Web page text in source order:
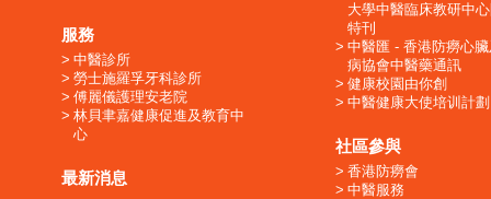
服務
中醫診所
勞士施羅孚牙科診所
傅麗儀護理安老院
林貝聿嘉健康促進及教育中
心
最新消息
大學中醫臨床教研中
特刊
中醫匯 - 香港防癆心
病協會中醫藥通訊
健康校園由你創
中醫健康大使培训計劃
社區參與
香港防癆會
中醫服務